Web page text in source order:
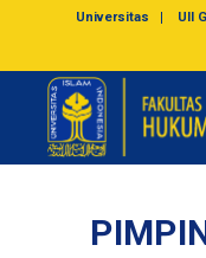
Universitas UII